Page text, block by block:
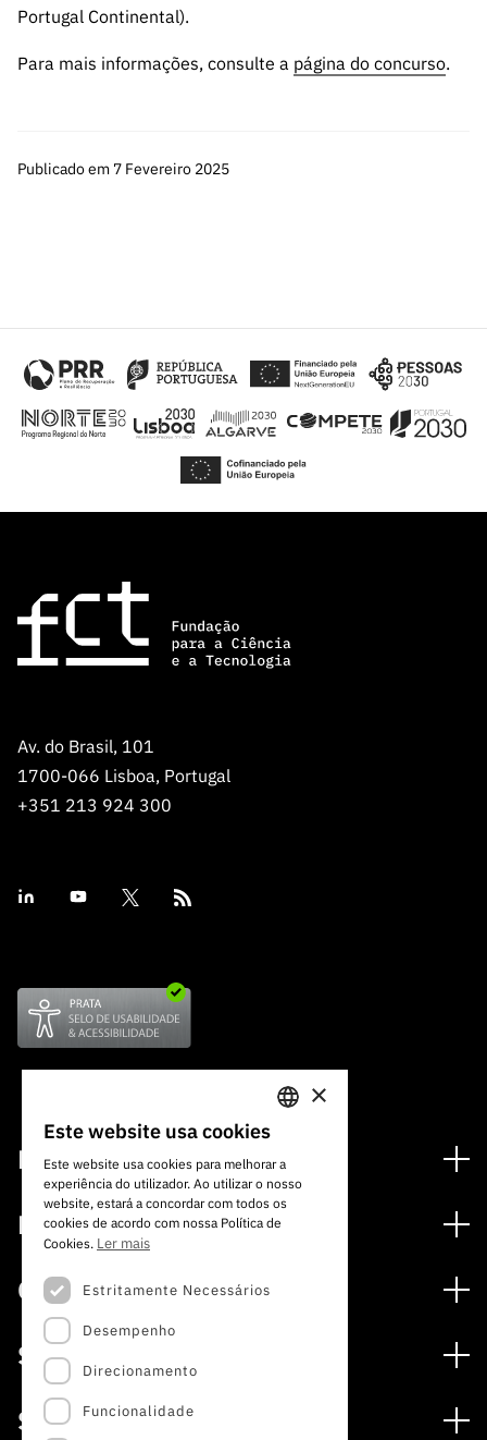
Portugal Continental).
Para mais informações, consulte a página do concurso.
Publicado em 7 Fevereiro 2025
Av. do Brasil, 101
1700-066 Lisboa, Portugal
+351 213 924 300
Financiamento
Programas de Financiamento
Internacional
Prémios
Media
Notas de Imprensa
Subscrever Newsletter
Subscrever Direct Mail de Concursos
Agenda
Concursos
Concursos Abertos
Concursos Previstos
Concursos Fechados
Serviços
Serviços digitais: Tecnologia para o Conhecimento
Arquivo, Documentação e Informação
Sobre
PORTUGUESE
ENGLISH
×
Este website usa cookies
Este website usa cookies para melhorar a
experiência do utilizador. Ao utilizar o nosso
website, estará a concordar com todos os
cookies de acordo com nossa Política de
Cookies. Ler mais
Estritamente Necessários
Desempenho
Direcionamento
Funcionalidade